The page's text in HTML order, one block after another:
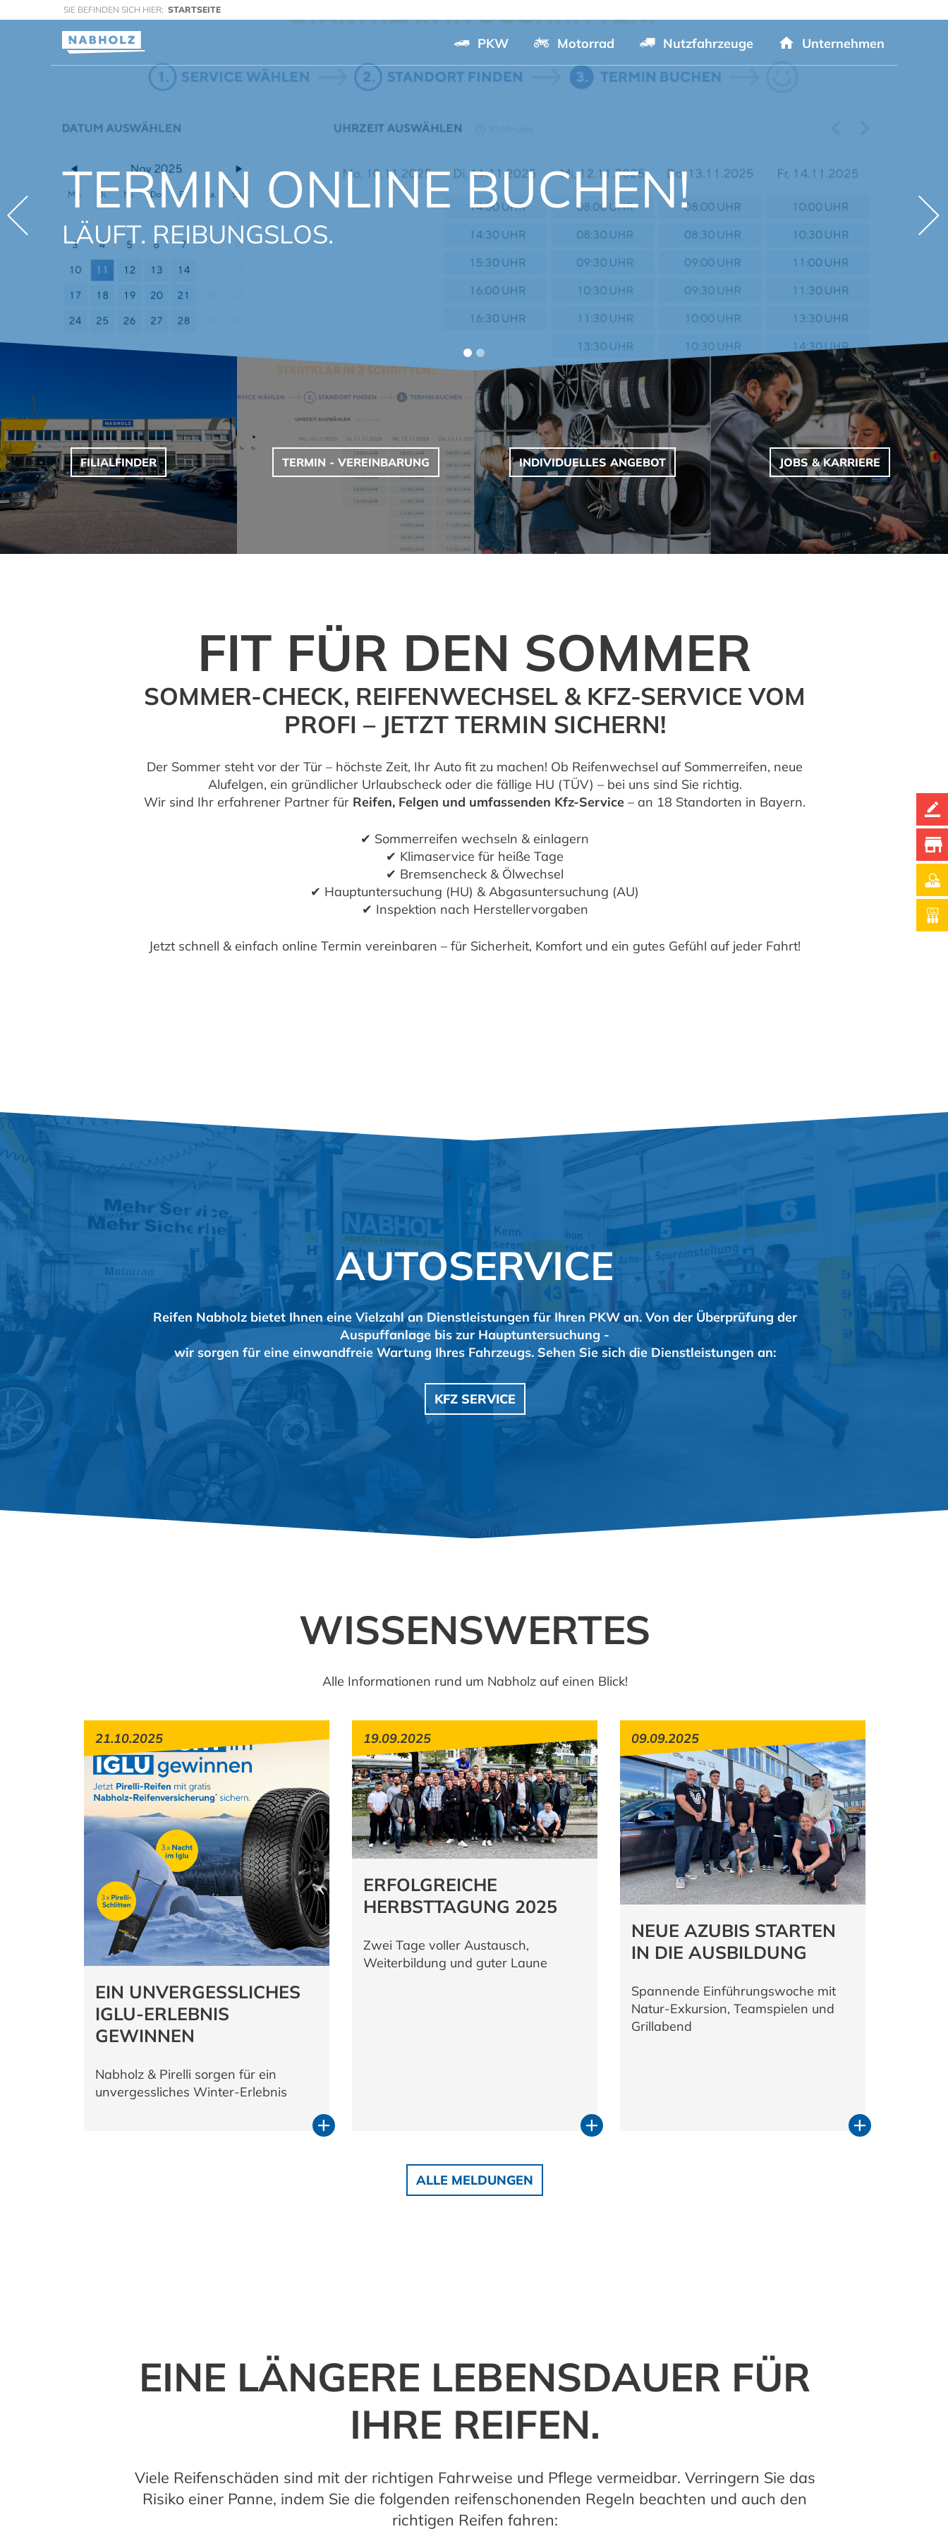
SIE BEFINDEN SICH HIER: STARTSEITE
PKW Motorrad Nutzfahrzeuge Unternehmen
TERMIN ONLINE BUCHEN!
LÄUFT. REIBUNGSLOS.
FILIALFINDER TERMIN - VEREINBARUNG INDIVIDUELLES ANGEBOT JOBS & KARRIERE
FIT FÜR DEN SOMMER
SOMMER-CHECK, REIFENWECHSEL & KFZ-SERVICE VOM
PROFI – JETZT TERMIN SICHERN!
Der Sommer steht vor der Tür – höchste Zeit, Ihr Auto fit zu machen! Ob Reifenwechsel auf Sommerreifen, neue
Alufelgen, ein gründlicher Urlaubscheck oder die fällige HU (TÜV) – bei uns sind Sie richtig.
Wir sind Ihr erfahrener Partner für Reifen, Felgen und umfassenden Kfz-Service – an 18 Standorten in Bayern.
✔ Sommerreifen wechseln & einlagern
✔ Klimaservice für heiße Tage
✔ Bremsencheck & Ölwechsel
✔ Hauptuntersuchung (HU) & Abgasuntersuchung (AU)
✔ Inspektion nach Herstellervorgaben
Jetzt schnell & einfach online Termin vereinbaren – für Sicherheit, Komfort und ein gutes Gefühl auf jeder Fahrt!
AUTOSERVICE
Reifen Nabholz bietet Ihnen eine Vielzahl an Dienstleistungen für Ihren PKW an. Von der Überprüfung der
Auspuffanlage bis zur Hauptuntersuchung -
wir sorgen für eine einwandfreie Wartung Ihres Fahrzeugs. Sehen Sie sich die Dienstleistungen an:
KFZ SERVICE
WISSENSWERTES
Alle Informationen rund um Nabholz auf einen Blick!
EIN UNVERGESSLICHES
IGLU-ERLEBNIS
GEWINNEN
Nabholz & Pirelli sorgen für ein
unvergessliches Winter-Erlebnis
21.10.2025
ERFOLGREICHE
HERBSTTAGUNG 2025
Zwei Tage voller Austausch,
Weiterbildung und guter Laune
19.09.2025
NEUE AZUBIS STARTEN
IN DIE AUSBILDUNG
Spannende Einführungswoche mit
Natur-Exkursion, Teamspielen und
Grillabend
09.09.2025
ALLE MELDUNGEN
EINE LÄNGERE LEBENSDAUER FÜR
IHRE REIFEN.
Viele Reifenschäden sind mit der richtigen Fahrweise und Pflege vermeidbar. Verringern Sie das
Risiko einer Panne, indem Sie die folgenden reifenschonenden Regeln beachten und auch den
richtigen Reifen fahren: